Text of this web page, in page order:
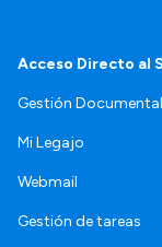
Acceso Directo al
Gestión
Mi Legajo
Webmail
Gestión de tareas